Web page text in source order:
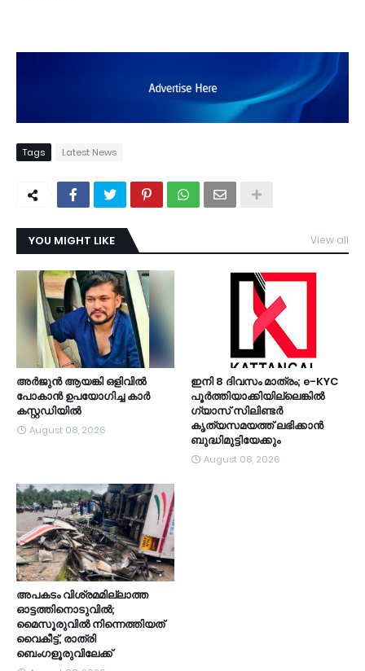
Tags Latest News
YOU MIGHT LIKE View all
അർജുൻ ആയങ്കി ഒളിവിൽ
പോകാൻ ഉപയോഗിച്ച കാർ
കസ്റ്റഡിയിൽ
August 08, 2026
ഇനി 8 ദിവസം മാത്രം; e-KYC
പൂര്‍ത്തിയാക്കിയില്ലെങ്കില്‍
ഗ്യാസ് സിലിണ്ടര്‍
കൃത്യസമയത്ത് ലഭിക്കാന്‍
ബുദ്ധിമുട്ടിയേക്കും
August 08, 2026
അപകടം വിശ്രമമില്ലാത്ത
ഓട്ടത്തിനൊടുവിൽ;
മൈസൂരുവിൽ നിന്നെത്തിയത്
വൈകീട്ട്, രാത്രി
ബെംഗളൂരുവിലേക്ക്